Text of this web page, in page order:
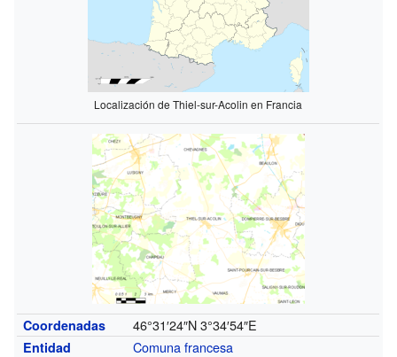
Localización de Thiel-sur-Acolin en Francia
Coordenadas 46°31′24″N 3°34′54″E
Entidad
Comuna francesa